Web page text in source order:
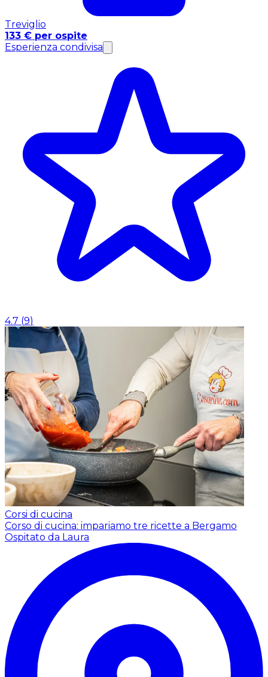
Treviglio
133 € per ospite
Esperienza condivisa
4.7 (9)
Corsi di cucina
Corso di cucina: impariamo tre ricette a Bergamo
Ospitato da Laura